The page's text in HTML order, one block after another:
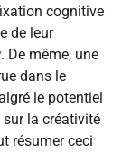
cognitive
de leur
. De même, une
dans le
le potentiel
la créativité
résumer ceci